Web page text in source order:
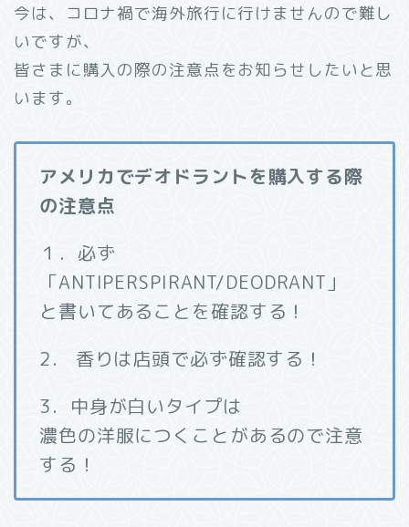
今は、コロナ禍で海外旅行に行けませんので難し
いですが、
皆さまに購入の際の注意点をお知らせしたいと思
います。
アメリカでデオドラントを購入する際
の注意点
１．必ず
「ANTIPERSPIRANT/DEODRANT」
と書いてあることを確認する！
2． 香りは店頭で必ず確認する！
3．中身が白いタイプは
濃色の洋服につくことがあるので注意
する！